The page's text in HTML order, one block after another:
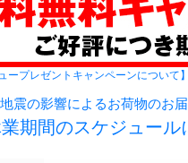
ープレゼントキャンペーンについて】
震の影響によるお荷物のお
期間のスケジュール